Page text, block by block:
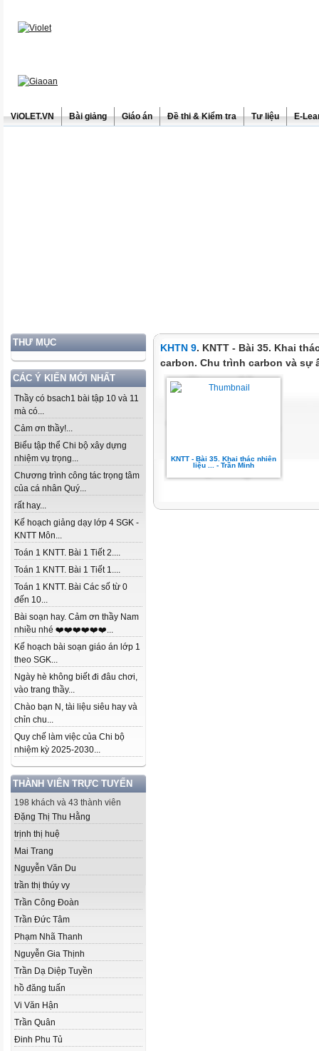
ViOLET.VN Bài giảng Giáo án Đề thi & Kiểm tra Tư liệu E-
THƯ MỤC
CÁC Ý KIẾN MỚI NHẤT
Thầy có bsach1 bài tập 10 và 11
mà có...
Cảm ơn thầy!...
Biểu tập thể Chi bộ xây dựng
nhiệm vụ trọng...
Chương trình công tác trọng tâm
của cá nhân Quý...
rất hay...
Kế hoạch giảng dạy lớp 4 SGK -
KNTT Môn...
Toán 1 KNTT. Bài 1 Tiết 2....
Toán 1 KNTT. Bài 1 Tiết 1....
Toán 1 KNTT. Bài Các số từ 0
đến 10...
Bài soạn hay. Cảm ơn thầy Nam
nhiều nhé ❤️❤️❤️❤️❤️❤️...
Kế hoạch bài soạn giáo án lớp 1
theo SGK...
Ngày hè không biết đi đâu chơi,
vào trang thầy...
Chào bạn N, tài liệu siêu hay và
chỉn chu...
Quy chế làm việc của Chi bộ
nhiệm kỳ 2025-2030...
THÀNH VIÊN TRỰC TUYẾN
198 khách và 43 thành viên
Đặng Thị Thu Hằng
trịnh thị huệ
Mai Trang
Nguyễn Văn Du
trần thị thúy vy
Trần Công Đoàn
Trần Đức Tâm
Phạm Nhã Thanh
Nguyễn Gia Thịnh
Trần Dạ Diệp Tuyền
hồ đăng tuấn
Vi Văn Hận
Trần Quân
Đinh Phu Tủ
KHTN 9. KNTT - Bài 35. Khai
carbon. Chu trình carbon và sự
KNTT - Bài 35. Khai thác nhiên
liệu ... - Trần Minh